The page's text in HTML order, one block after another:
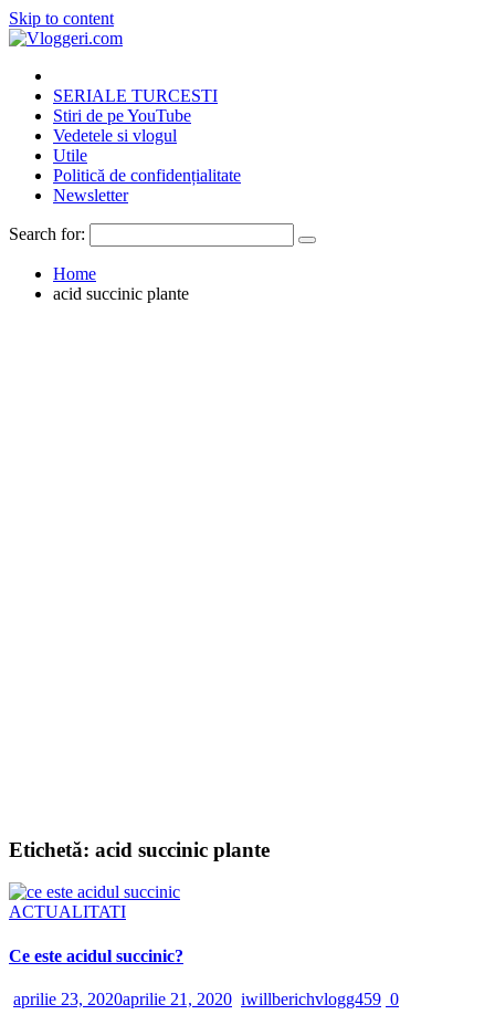
Skip to content
SERIALE TURCESTI
Stiri de pe YouTube
Vedetele si vlogul
Utile
Politică de confidențialitate
Newsletter
Search for:
Home
acid succinic plante
Etichetă: acid succinic plante
ACTUALITATI
Ce este acidul succinic?
aprilie 23, 2020aprilie 21, 2020 iwillberichvlogg459 0